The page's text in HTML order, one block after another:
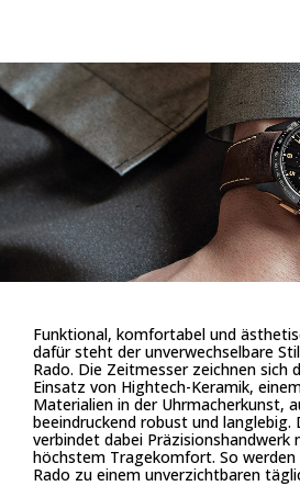
Funktional, komfortabel und
dafür steht der unverwechselbare
Rado. Die Zeitmesser zeichnen sich
Einsatz von Hightech-Keramik,
Materialien in der Uhrmacherkunst,
beeindruckend robust und langlebig.
verbindet dabei Präzisionshandwerk
höchstem Tragekomfort. So
Rado zu einem unverzichtbaren